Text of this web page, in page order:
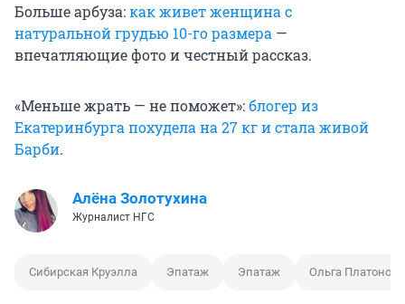
Больше арбуза:как живет женщина с
натуральной грудью 10-го размера —
впечатляющие фото и честный рассказ.
«Меньше жрать — не поможет»:блогер из
Екатеринбурга похудела на 27 кг и стала живой
Барби.
Алёна Золотухина
Журналист НГС
Сибирская Круэлла Эпатаж Эпатаж Ольга Платонова